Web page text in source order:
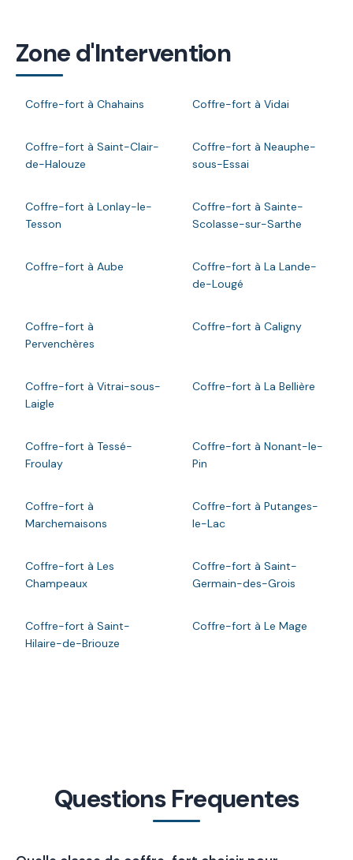
Zone d'Intervention
Coffre-fort à Chahains Coffre-fort à Vidai
Coffre-fort à Saint-Clair-
de-Halouze
Coffre-fort à Neauphe-
sous-Essai
Coffre-fort à Lonlay-le-
Tesson
Coffre-fort à Sainte-
Scolasse-sur-Sarthe
Coffre-fort à Aube
Coffre-fort à La Lande-
de-Lougé
Coffre-fort à
Pervenchères
Coffre-fort à Caligny
Coffre-fort à Vitrai-sous-
Laigle
Coffre-fort à La Bellière
Coffre-fort à Tessé-
Froulay
Coffre-fort à Nonant-le-
Pin
Coffre-fort à
Marchemaisons
Coffre-fort à Putanges-
le-Lac
Coffre-fort à Les
Champeaux
Coffre-fort à Saint-
Germain-des-Grois
Coffre-fort à Saint-
Hilaire-de-Briouze
Coffre-fort à Le Mage
Questions Frequentes